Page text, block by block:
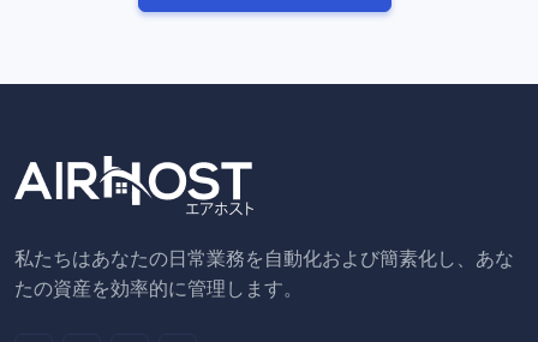
私たちはあなたの日常業務を自動化および簡素化し、あな
たの資産を効率的に管理します。